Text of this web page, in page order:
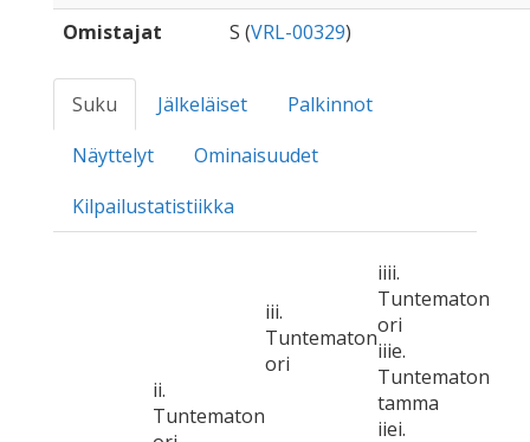
Omistajat
S (VRL-00329)
Suku Jälkeläiset
Palkinnot
Näyttelyt
Ominaisuudet
Kilpailustatistiikka
ii.
Tuntematon
iii.
Tuntematon
ori
iiii.
Tuntematon
ori
iiie.
Tuntematon
tamma
iiei.